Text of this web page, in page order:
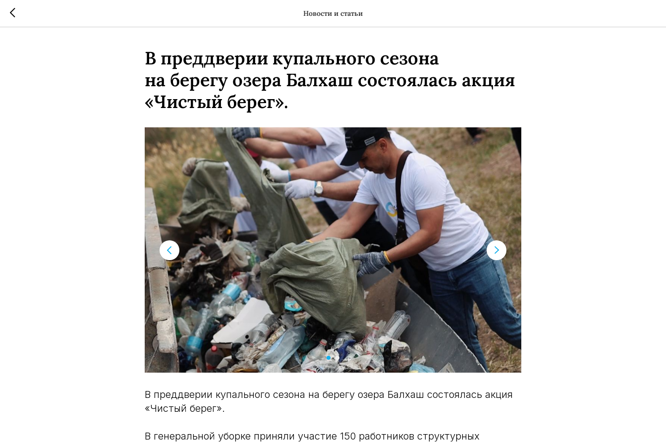
Новости и статьи
В преддверии купального сезона
на берегу озера Балхаш состоялась акция
«Чистый берег».
В преддверии купального сезона на берегу озера Балхаш состоялась акция
«Чистый берег».
В генеральной уборке приняли участие 150 работников структурных